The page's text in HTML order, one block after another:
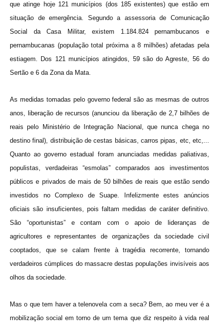
que atinge hoje 121 municípios (dos 185 existentes) que estão em
situação de emergência. Segundo a assessoria de Comunicação
Social da Casa Militar, existem 1.184.824 pernambucanos e
pernambucanas (população total próxima a 8 milhões) afetadas pela
estiagem. Dos 121 municípios atingidos, 59 são do Agreste, 56 do
Sertão e 6 da Zona da Mata.
As medidas tomadas pelo governo federal são as mesmas de outros
anos, liberação de recursos (anunciou da liberação de 2,7 bilhões de
reais pelo Ministério de Integração Nacional, que nunca chega no
destino final), distribuição de cestas básicas, carros pipas, etc, etc,...
Quanto ao governo estadual foram anunciadas medidas paliativas,
populistas, verdadeiras “esmolas” comparados aos investimentos
públicos e privados de mais de 50 bilhões de reais que estão sendo
investidos no Complexo de Suape. Infelizmente estes anúncios
oficiais são insuficientes, pois faltam medidas de caráter definitivo.
São “oportunistas” e contam com o apoio de lideranças de
agricultores e representantes de organizações da sociedade civil
cooptados, que se calam frente à tragédia recorrente, tornando
verdadeiros cúmplices do massacre destas populações invisíveis aos
olhos da sociedade.
Mas o que tem haver a telenovela com a seca? Bem, ao meu ver é a
mobilização social em torno de um tema que diz respeito à vida real